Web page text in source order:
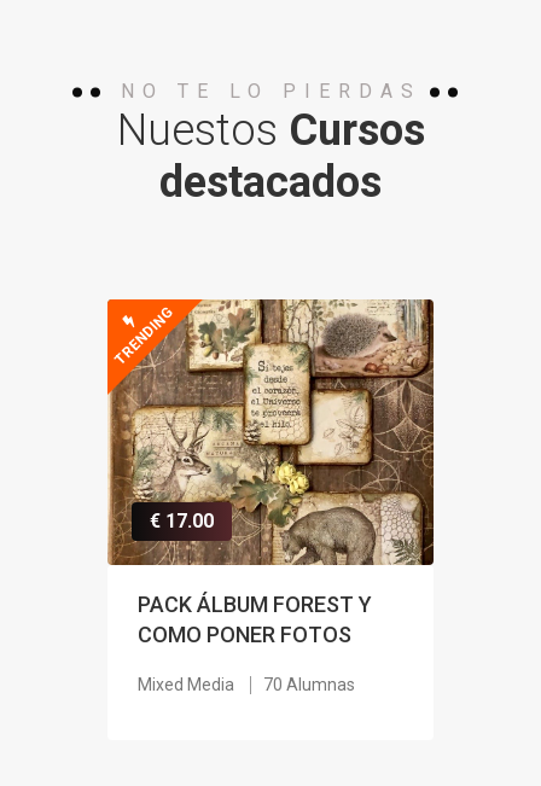
NO TE LO PIERDAS
Nuestos Cursos
destacados
TRENDING
€ 17.00
PACK ÁLBUM FOREST Y
COMO PONER FOTOS
Mixed Media 70 Alumnas